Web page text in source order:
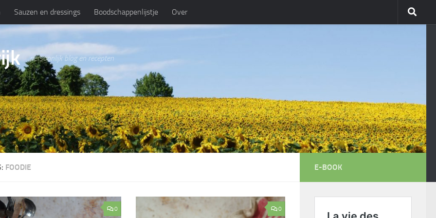
Sauzen en dressings Boodschappenlijstje Over
persoonlijk blog en recepten
FOODIE
0 0
E-BOOK